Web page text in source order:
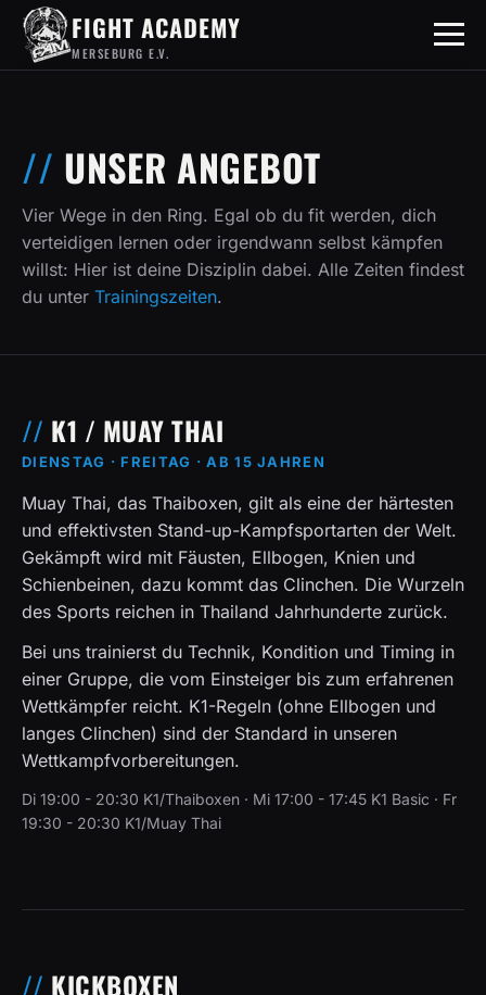
FIGHT ACADEMY
MERSEBURG E.V.
UNSER ANGEBOT
Vier Wege in den Ring. Egal ob du fit werden, dich
verteidigen lernen oder irgendwann selbst kämpfen
willst: Hier ist deine Disziplin dabei. Alle Zeiten findest
du unter Trainingszeiten.
K1 / MUAY THAI
DIENSTAG · FREITAG · AB 15 JAHREN
Muay Thai, das Thaiboxen, gilt als eine der härtesten
und effektivsten Stand-up-Kampfsportarten der Welt.
Gekämpft wird mit Fäusten, Ellbogen, Knien und
Schienbeinen, dazu kommt das Clinchen. Die Wurzeln
des Sports reichen in Thailand Jahrhunderte zurück.
Bei uns trainierst du Technik, Kondition und Timing in
einer Gruppe, die vom Einsteiger bis zum erfahrenen
Wettkämpfer reicht. K1-Regeln (ohne Ellbogen und
langes Clinchen) sind der Standard in unseren
Wettkampfvorbereitungen.
Di 19:00 - 20:30 K1/Thaiboxen · Mi 17:00 - 17:45 K1 Basic · Fr
19:30 - 20:30 K1/Muay Thai
KICKBOXEN